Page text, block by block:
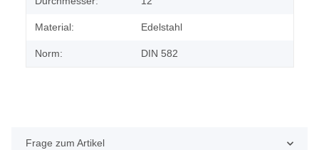
Material: Edelstahl
Norm: DIN 582
Frage zum Artikel